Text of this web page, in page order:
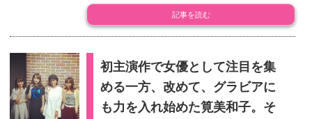
記事を読む
初主演作で女優として注目を集
める一方、改めて、グラビアに
も力を入れ始めた筧美和子。そ